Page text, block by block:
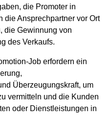
die Promoter in
die Ansprechpartner vor Ort
die Gewinnung von
des Verkaufs.
Job erfordern ein
Überzeugungskraft, um
vermitteln und die Kunden
oder Dienstleistungen in